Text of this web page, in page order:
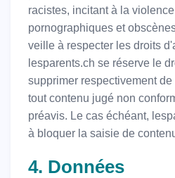
racistes, incitant à la
pornographiques et
veille à respecter les droits
lesparents.ch se réserve le
supprimer respectivement
tout contenu jugé non
préavis. Le cas échéant,
à bloquer la saisie de
4. Données